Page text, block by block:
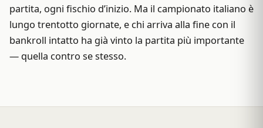
partita, ogni fischio d’inizio. Ma il campionato italiano è
lungo trentotto giornate, e chi arriva alla fine con il
bankroll intatto ha già vinto la partita più importante
— quella contro se stesso.